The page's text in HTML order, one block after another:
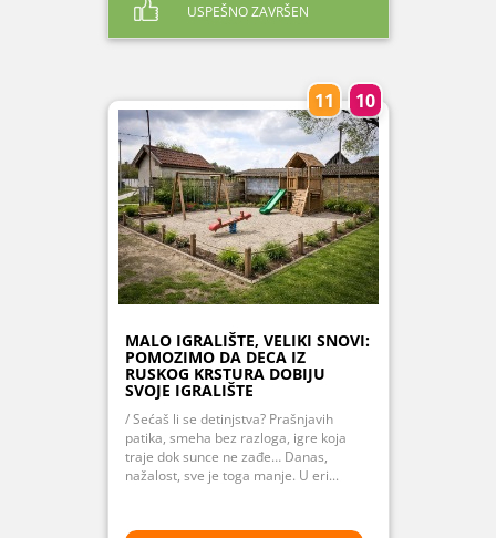
USPEŠNO ZAVRŠEN
11 10
MALO IGRALIŠTE, VELIKI SNOVI:
POMOZIMO DA DECA IZ
RUSKOG KRSTURA DOBIJU
SVOJE IGRALIŠTE
/ Sećaš li se detinjstva? Prašnjavih
patika, smeha bez razloga, igre koja
traje dok sunce ne zađe… Danas,
nažalost, sve je toga manje. U eri...